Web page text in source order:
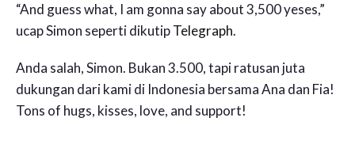
“And guess what, I am gonna say about 3,500 yeses,”
ucap Simon seperti dikutipTelegraph.
Anda salah, Simon. Bukan 3.500, tapi ratusan juta
dukungan dari kami di Indonesia bersama Ana dan Fia!
Tons of hugs, kisses, love, and support!